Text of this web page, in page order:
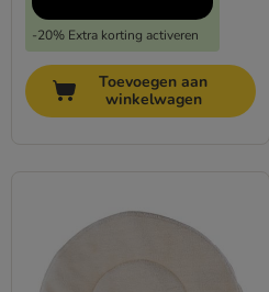
-20% Extra korting activeren
Toevoegen aan
winkelwagen